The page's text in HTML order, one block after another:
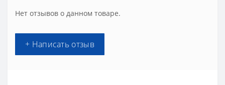
Нет отзывов о данном товаре.
+ Написать отзыв